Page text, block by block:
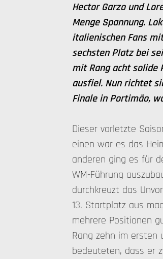
Hector Garzo und
Menge Spannung.
italienischen Fans
sechsten Platz bei
mit Rang acht solide
ausfiel. Nun richtet
Finale in Portimão,
Dieser vorletzte
einen war es das
anderen ging es für
WM-Führung
durchkreuzt das
13. Startplatz aus
mehrere Positionen
Rang zehn im ersten
bedeuteten, dass er